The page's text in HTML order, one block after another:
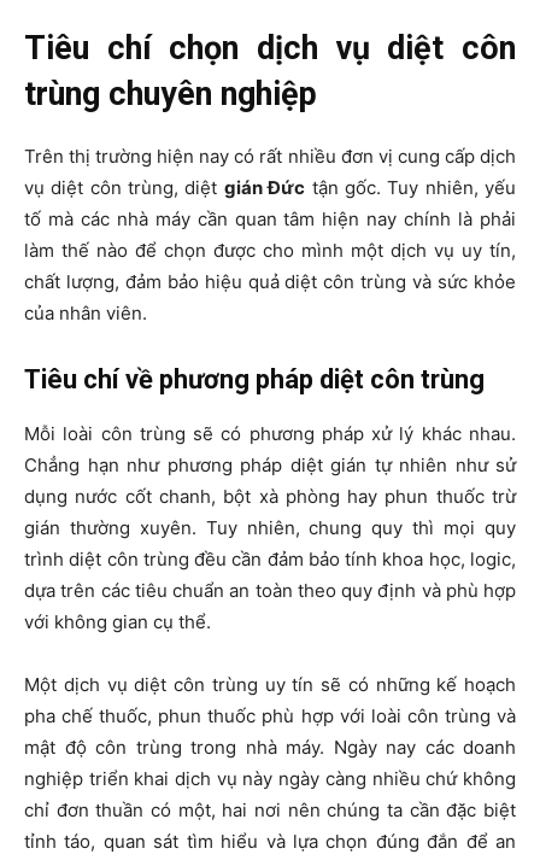
Tiêu chí chọn dịch vụ diệt côn
trùng chuyên nghiệp
Trên thị trường hiện nay có rất nhiều đơn vị cung cấp dịch
vụ diệt côn trùng, diệt gián Đức tận gốc. Tuy nhiên, yếu
tố mà các nhà máy cần quan tâm hiện nay chính là phải
làm thế nào để chọn được cho mình một dịch vụ uy tín,
chất lượng, đảm bảo hiệu quả diệt côn trùng và sức khỏe
của nhân viên.
Tiêu chí về phương pháp diệt côn trùng
Mỗi loài côn trùng sẽ có phương pháp xử lý khác nhau.
Chẳng hạn như phương pháp diệt gián tự nhiên như sử
dụng nước cốt chanh, bột xà phòng hay phun thuốc trừ
gián thường xuyên. Tuy nhiên, chung quy thì mọi quy
trình diệt côn trùng đều cần đảm bảo tính khoa học, logic,
dựa trên các tiêu chuẩn an toàn theo quy định và phù hợp
với không gian cụ thể.
Một dịch vụ diệt côn trùng uy tín sẽ có những kế hoạch
pha chế thuốc, phun thuốc phù hợp với loài côn trùng và
mật độ côn trùng trong nhà máy. Ngày nay các doanh
nghiệp triển khai dịch vụ này ngày càng nhiều chứ không
chỉ đơn thuần có một, hai nơi nên chúng ta cần đặc biệt
tỉnh táo, quan sát tìm hiểu và lựa chọn đúng đắn để an